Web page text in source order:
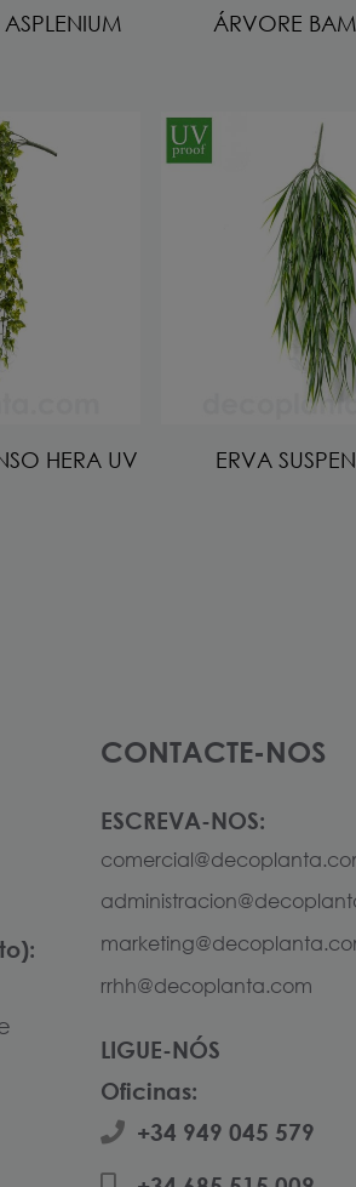
ÁRVORE
HERA UV ERVA
CONTACTE-NOS
ESCREVA-NOS:
rrhh@decoplanta.com
LIGUE-NÓS
Oficinas:
+34 949 045 579